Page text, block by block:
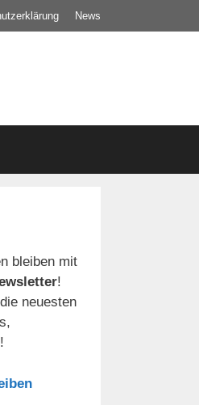
News
bleiben mit
!
neuesten